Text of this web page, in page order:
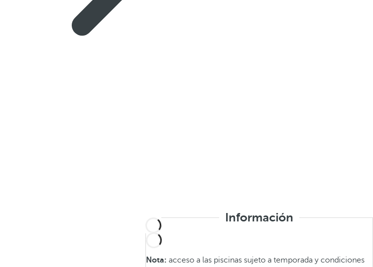
Información
Nota:acceso a las piscinas sujeto a temporada y condiciones